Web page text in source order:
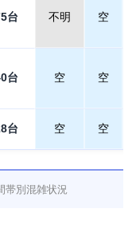
台 不明 空
台 空 空
台 空 空
帯別混雑状況